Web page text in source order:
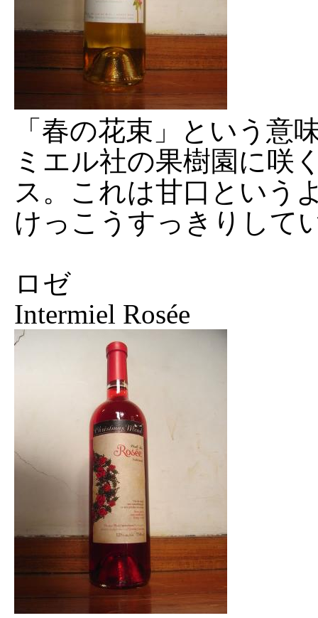
「春の花束」という意
ミエル社の果樹園に咲
ス。これは甘口という
けっこうすっきりして
ロゼ
Intermiel Rosée